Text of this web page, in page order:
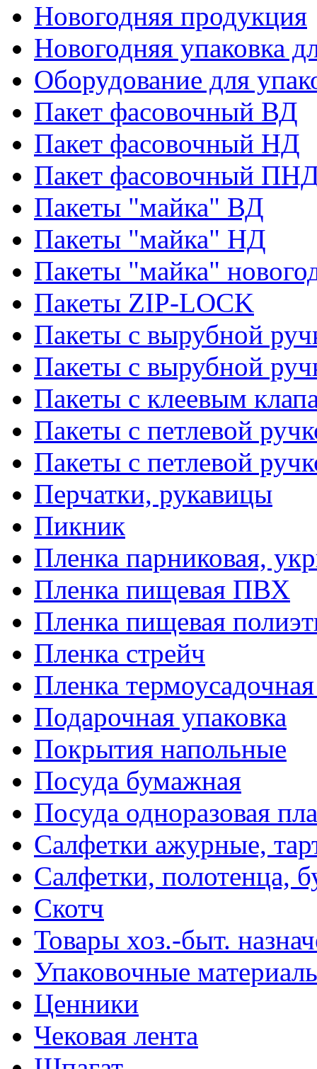
Новогодняя продукция
Новогодняя упаковка
Оборудование для
Пакет фасовочный ВД
Пакет фасовочный НД
Пакет фасовочный
Пакеты "майка" ВД
Пакеты "майка" НД
Пакеты "майка"
Пакеты ZIP-LOCK
Пакеты с вырубной
Пакеты с вырубной
Пакеты с клеевым
Пакеты с петлевой
Пакеты с петлевой
Перчатки, рукавицы
Пикник
Пленка парниковая,
Пленка пищевая ПВХ
Пленка пищевая
Пленка стрейч
Пленка
Подарочная упаковка
Покрытия напольные
Посуда бумажная
Посуда одноразовая
Салфетки ажурные,
Салфетки, полотенца,
Скотч
Товары хоз.-быт.
Упаковочные
Ценники
Чековая лента